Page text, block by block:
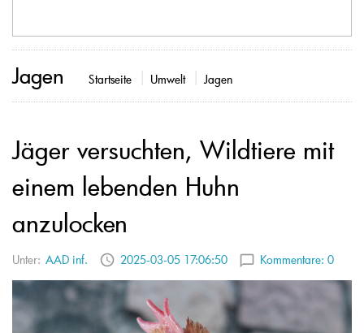
Jagen Startseite Umwelt Jagen
Jäger versuchten, Wildtiere mit
einem lebenden Huhn
anzulocken
Unter: AAD inf. 2025-03-05 17:06:50 Kommentare: 0